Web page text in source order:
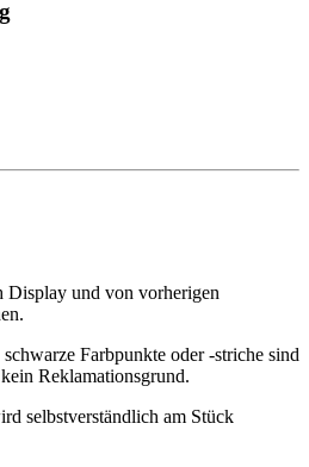
Display und von vorherigen
Farbpunkte oder -striche sind
Reklamationsgrund.
selbstverständlich am Stück